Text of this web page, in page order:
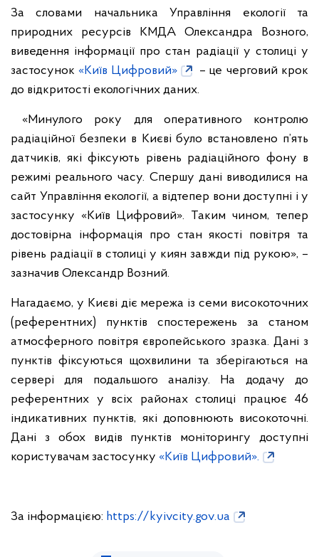
За словами начальника Управління екології та
природних ресурсів КМДА Олександра Возного,
виведення інформації про стан радіації у столиці у
застосунок «Київ Цифровий»
– це черговий крок
до відкритості екологічних даних.
«Минулого року для оперативного контролю
радіаційної безпеки в Києві було встановлено п’ять
датчиків, які фіксують рівень радіаційного фону в
режимі реального часу. Спершу дані виводилися на
сайт Управління екології, а відтепер вони доступні і у
застосунку «Київ Цифровий». Таким чином, тепер
достовірна інформація про стан якості повітря та
рівень радіації в столиці у киян завжди під рукою», –
зазначив Олександр Возний.
Нагадаємо, у Києві діє мережа із семи високоточних
(референтних) пунктів спостережень за станом
атмосферного повітря європейського зразка. Дані з
пунктів фіксуються щохвилини та зберігаються на
сервері для подальшого аналізу. На додачу до
референтних у всіх районах столиці працює 46
індикативних пунктів, які доповнюють високоточні.
Дані з обох видів пунктів моніторингу доступні
користувачам застосунку «Київ Цифровий».
За інформацією: https://kyivcity.gov.ua